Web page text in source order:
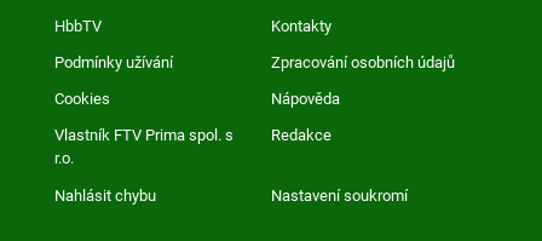
HbbTV Kontakty
Podmínky užívání Zpracování osobních údajů
Cookies Nápověda
Vlastník FTV Prima spol. s
r.o.
Redakce
Nahlásit chybu Nastavení soukromí